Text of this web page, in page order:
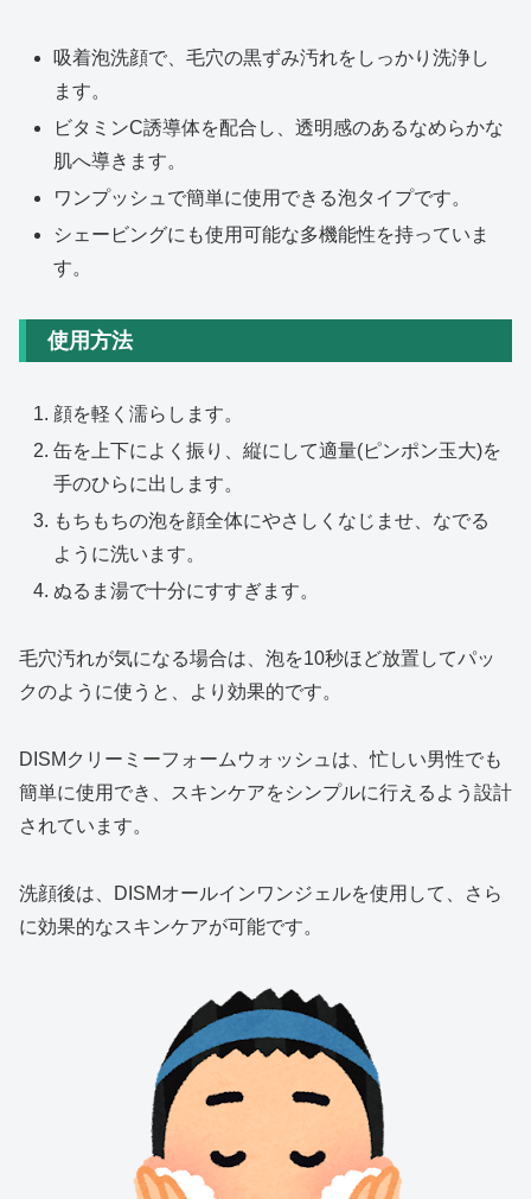
吸着泡洗顔で、毛穴の黒ずみ汚れをしっかり洗浄し
ます。
ビタミンC誘導体を配合し、透明感のあるなめらかな
肌へ導きます。
ワンプッシュで簡単に使用できる泡タイプです。
シェービングにも使用可能な多機能性を持っていま
す。
使用方法
顔を軽く濡らします。
缶を上下によく振り、縦にして適量(ピンポン玉大)を
手のひらに出します。
もちもちの泡を顔全体にやさしくなじませ、なでる
ように洗います。
ぬるま湯で十分にすすぎます。
毛穴汚れが気になる場合は、泡を10秒ほど放置してパッ
クのように使うと、より効果的です。
DISMクリーミーフォームウォッシュは、忙しい男性でも
簡単に使用でき、スキンケアをシンプルに行えるよう設計
されています。
洗顔後は、DISMオールインワンジェルを使用して、さら
に効果的なスキンケアが可能です。